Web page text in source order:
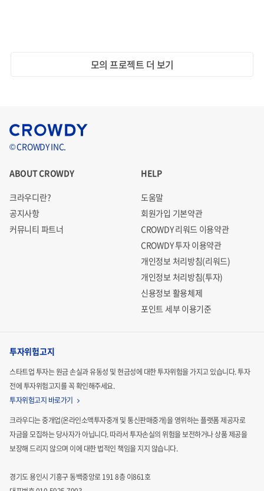
모의 프로젝트 더 보기
© CROWDY INC.
ABOUT CROWDY
크라우디란?
공지사항
커뮤니티 파트너
HELP
도움말
회원가입 기본약관
CROWDY 리워드 이용약관
CROWDY 투자 이용약관
개인정보 처리방침(리워드)
개인정보 처리방침(투자)
신용정보 활용체제
포인트 세부 이용기준
투자위험고지
스타트업 투자는 원금 손실과 유동성 및 현금성에 대한 투자위험을 가지고 있습니다.투자
전에 투자위험고지를 꼭 확인해주세요.
투자위험고지 바로가기
크라우디는 중개업(온라인소액투자중개 및 통신판매중개)을 영위하는 플랫폼 제공자로
자금을 모집하는당사자가 아닙니다. 따라서 투자손실의 위험을 보전하거나 상품 제공을
보장해 드리지 않으며 이에 대한 법적인 책임을 지지 않습니다.
경기도 용인시 기흥구 동백중앙로 191 8층 이861호